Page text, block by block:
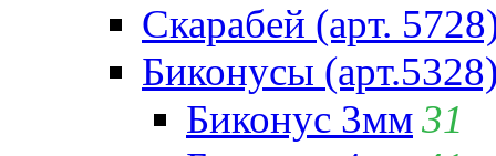
Скарабей (арт.
Биконусы
Биконус 3мм31